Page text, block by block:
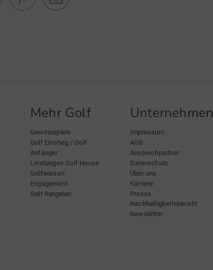
Mehr Golf
Gewinnspiele
Golf Einstieg / Golf
Anfänger
Leistungen Golf House
Golfwissen
Engagement
Golf Ratgeber
Unternehmen
Impressum
AGB
Ansprechpartner
Datenschutz
Über uns
Karriere
Presse
Nachhaltigkeitsbericht
Newsletter